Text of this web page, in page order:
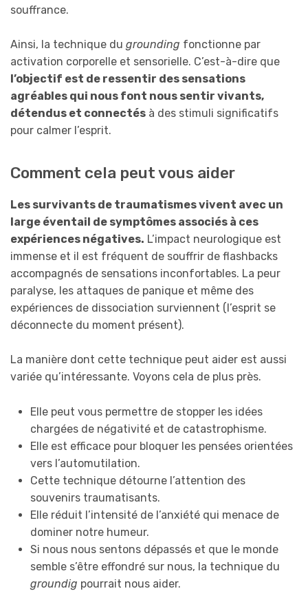
souffrance.
Ainsi, la technique du grounding fonctionne par
activation corporelle et sensorielle. C’est-à-dire que
l’objectif est de ressentir des sensations
agréables qui nous font nous sentir vivants,
détendus et connectés à des stimuli significatifs
pour calmer l’esprit.
Comment cela peut vous aider
Les survivants de traumatismes vivent avec un
large éventail de symptômes associés à ces
expériences négatives. L’impact neurologique est
immense et il est fréquent de souffrir de flashbacks
accompagnés de sensations inconfortables. La peur
paralyse, les attaques de panique et même des
expériences de dissociation surviennent (l’esprit se
déconnecte du moment présent).
La manière dont cette technique peut aider est aussi
variée qu’intéressante. Voyons cela de plus près.
Elle peut vous permettre de stopper les idées
chargées de négativité et de catastrophisme.
Elle est efficace pour bloquer les pensées orientées
vers l’automutilation.
Cette technique détourne l’attention des
souvenirs traumatisants.
Elle réduit l’intensité de l’anxiété qui menace de
dominer notre humeur.
Si nous nous sentons dépassés et que le monde
semble s’être effondré sur nous, la technique du
groundig pourrait nous aider.